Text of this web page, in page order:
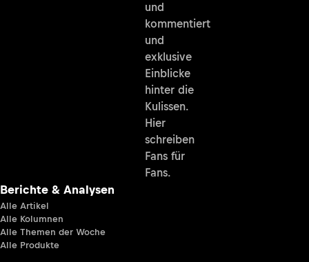
und
kommentiert
und
exklusive
Einblicke
hinter die
Kulissen.
Hier
schreiben
Fans für
Fans.
Berichte & Analysen
Alle Artikel
Alle Kolumnen
Alle Themen der Woche
Alle Produkte